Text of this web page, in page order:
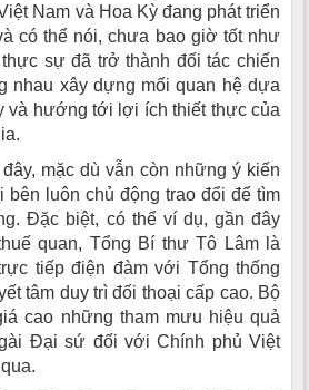
Nam và Hoa Kỳ đang phát triển
có thể nói, chưa bao giờ tốt như
sự đã trở thành đối tác chiến
nhau xây dựng mối quan hệ dựa
và hướng tới lợi ích thiết thực của
mặc dù vẫn còn những ý kiến
bên luôn chủ động trao đổi để tìm
Đặc biệt, có thể ví dụ, gần đây
quan, Tổng Bí thư Tô Lâm là
tiếp điện đàm với Tổng thống
tâm duy trì đối thoại cấp cao. Bộ
cao những tham mưu hiệu quả
Đại sứ đối với Chính phủ Việt